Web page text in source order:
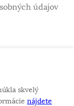
údajov
skvelý
nájdete